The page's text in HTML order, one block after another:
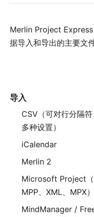
Merlin Project Express
据导入和导出的主要文
导入
CSV（可对行分隔
多种设置）
iCalendar
Merlin 2
Microsoft Project
MPP、XML、MPX）
MindManager /